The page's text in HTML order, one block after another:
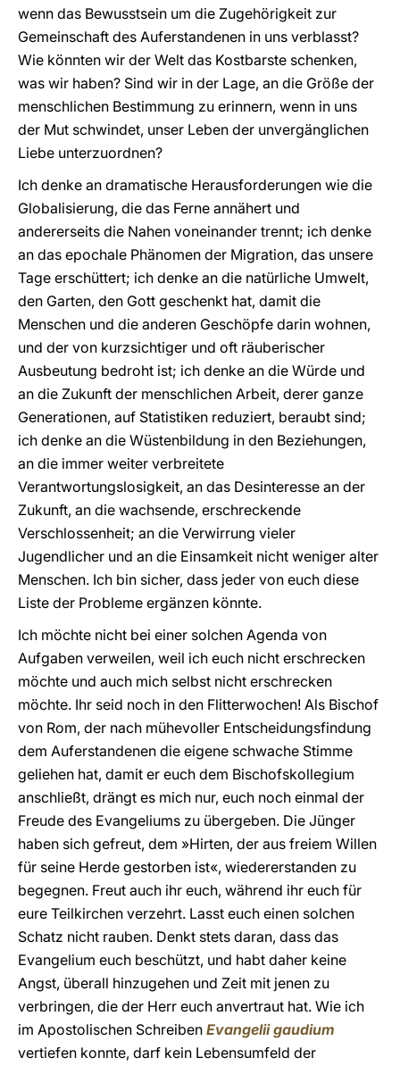
wenn das Bewusstsein um die Zugehörigkeit zur
Gemeinschaft des Auferstandenen in uns verblasst?
Wie könnten wir der Welt das Kostbarste schenken,
was wir haben? Sind wir in der Lage, an die Größe der
menschlichen Bestimmung zu erinnern, wenn in uns
der Mut schwindet, unser Leben der unvergänglichen
Liebe unterzuordnen?
Ich denke an dramatische Herausforderungen wie die
Globalisierung, die das Ferne annähert und
andererseits die Nahen voneinander trennt; ich denke
an das epochale Phänomen der Migration, das unsere
Tage erschüttert; ich denke an die natürliche Umwelt,
den Garten, den Gott geschenkt hat, damit die
Menschen und die anderen Geschöpfe darin wohnen,
und der von kurzsichtiger und oft räuberischer
Ausbeutung bedroht ist; ich denke an die Würde und
an die Zukunft der menschlichen Arbeit, derer ganze
Generationen, auf Statistiken reduziert, beraubt sind;
ich denke an die Wüstenbildung in den Beziehungen,
an die immer weiter verbreitete
Verantwortungslosigkeit, an das Desinteresse an der
Zukunft, an die wachsende, erschreckende
Verschlossenheit; an die Verwirrung vieler
Jugendlicher und an die Einsamkeit nicht weniger alter
Menschen. Ich bin sicher, dass jeder von euch diese
Liste der Probleme ergänzen könnte.
Ich möchte nicht bei einer solchen Agenda von
Aufgaben verweilen, weil ich euch nicht erschrecken
möchte und auch mich selbst nicht erschrecken
möchte. Ihr seid noch in den Flitterwochen! Als Bischof
von Rom, der nach mühevoller Entscheidungsfindung
dem Auferstandenen die eigene schwache Stimme
geliehen hat, damit er euch dem Bischofskollegium
anschließt, drängt es mich nur, euch noch einmal der
Freude des Evangeliums zu übergeben. Die Jünger
haben sich gefreut, dem »Hirten, der aus freiem Willen
für seine Herde gestorben ist«, wiedererstanden zu
begegnen. Freut auch ihr euch, während ihr euch für
eure Teilkirchen verzehrt. Lasst euch einen solchen
Schatz nicht rauben. Denkt stets daran, dass das
Evangelium euch beschützt, und habt daher keine
Angst, überall hinzugehen und Zeit mit jenen zu
verbringen, die der Herr euch anvertraut hat. Wie ich
im Apostolischen Schreiben Evangelii gaudium
vertiefen konnte, darf kein Lebensumfeld der